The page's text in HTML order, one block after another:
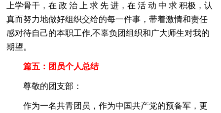
上学骨干，在 政 治 上 求 先 进，在 活 动 中 求 积极，认
真而努力地做好组织交给的每一件事，带着激情和责任
感对待自己的本职工作,不辜负团组织和广大师生对我的
期望。
篇五：团员个人总结
尊敬的团支部：
作为一名共青团员，作为中国共产党的预备军，更